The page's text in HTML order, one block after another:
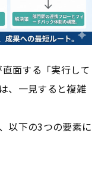
面する「実行して
、一見すると複雑
以下の3つの要素に